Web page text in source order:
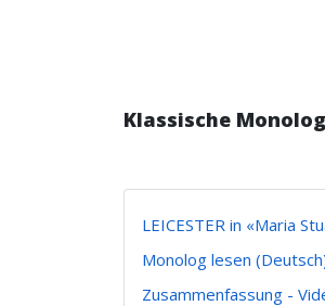
Klassische
LEICESTER in «Maria
Monolog lesen
Zusammenfassung -